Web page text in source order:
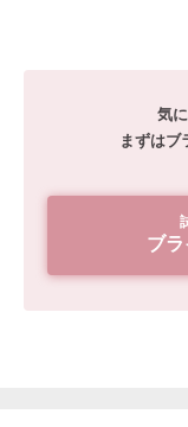
気
まずはブ
ブ